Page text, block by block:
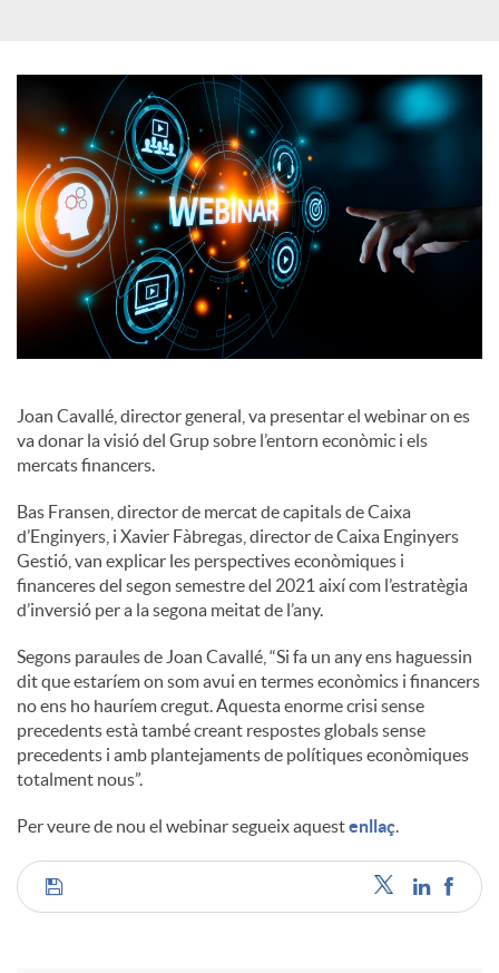
l
s
Joan Cavallé, director general, va presentar el webinar on es
va donar la visió del Grup sobre l’entorn econòmic i els
mercats financers.
Bas Fransen, director de mercat de capitals de Caixa
d’Enginyers, i Xavier Fàbregas, director de Caixa Enginyers
Gestió, van explicar les perspectives econòmiques i
financeres del segon semestre del 2021 així com l’estratègia
d’inversió per a la segona meitat de l’any.
Segons paraules de Joan Cavallé, “Si fa un any ens haguessin
dit que estaríem on som avui en termes econòmics i financers
no ens ho hauríem cregut. Aquesta enorme crisi sense
precedents està també creant respostes globals sense
precedents i amb plantejaments de polítiques econòmiques
totalment nous”.
Per veure de nou el webinar segueix aquestenllaç.
C